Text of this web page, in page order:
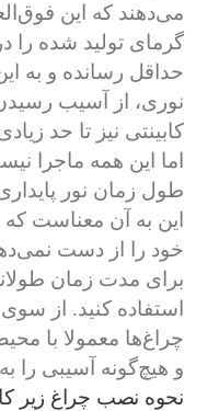
می‌دهند که این
گرمای تولید شده را
حداقل رسانده و به
نوری، از آسیب
کابینتی نیز تا حد
اما این همه ماجرا
طول زمان نور
این به آن معناست
خود را از دست
برای مدت زمان
استفاده کنید. از سوی
چراغ‌ها معمولا با
و هیچ‌گونه آسیبی را
نحوه نصب چراغ زیر